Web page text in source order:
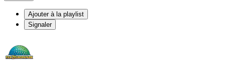
Ajouter à la playlist
Signaler